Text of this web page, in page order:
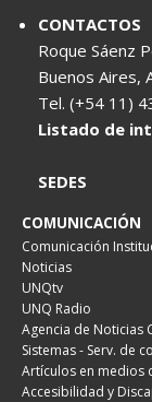
CONTACTOS
Roque Sáenz
Buenos Aires,
Tel. (+54
Listado de
SEDES
COMUNICACIÓN
Comunicación
Noticias
UNQtv
UNQ Radio
Agencia de Noticias
Sistemas - Serv. de
Artículos en medios
Accesibilidad y